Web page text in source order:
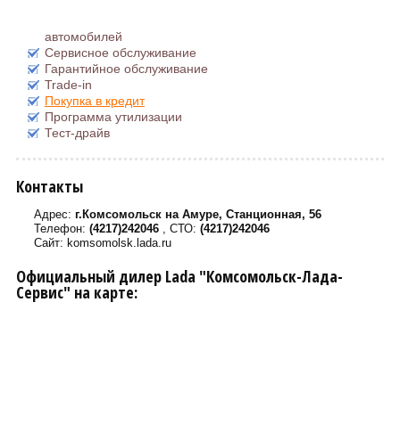
автомобилей
Сервисное обслуживание
Гарантийное обслуживание
Trade-in
Покупка в кредит
Программа утилизации
Тест-драйв
Контакты
Адрес: г.Комсомольск на Амуре, Станционная, 56
Телефон: (4217)242046 , СТО: (4217)242046
Сайт: komsomolsk.lada.ru
Официальный дилер Lada "Комсомольск-Лада-
Сервис" на карте: